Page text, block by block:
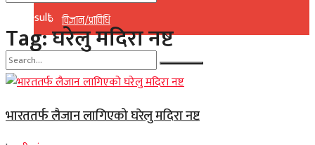
विज्ञान/प्राविधि
No Result
View All Result
No Result
View All Result
Tag:घरेलु मदिरा नष्ट
भारततर्फ लैजान लागिएको घरेलु मदिरा नष्ट